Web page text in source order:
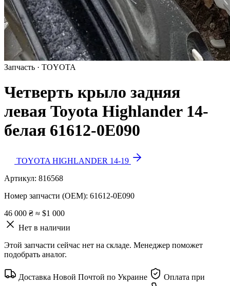
Запчасть · TOYOTA
Четверть крыло задняя
левая Toyota Highlander 14-
белая 61612-0E090
TOYOTA HIGHLANDER 14-19
Артикул: 816568
Номер запчасти (OEM): 61612-0E090
46 000 ₴ ≈ $1 000
Нет в наличии
Этой запчасти сейчас нет на складе. Менеджер поможет
подобрать аналог.
Доставка Новой Почтой по Украине
Оплата при